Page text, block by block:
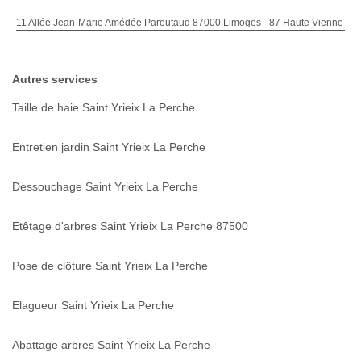
11 Allée Jean-Marie Amédée Paroutaud 87000 Limoges - 87 Haute Vienne
Autres services
Taille de haie Saint Yrieix La Perche
Entretien jardin Saint Yrieix La Perche
Dessouchage Saint Yrieix La Perche
Etêtage d'arbres Saint Yrieix La Perche 87500
Pose de clôture Saint Yrieix La Perche
Elagueur Saint Yrieix La Perche
Abattage arbres Saint Yrieix La Perche